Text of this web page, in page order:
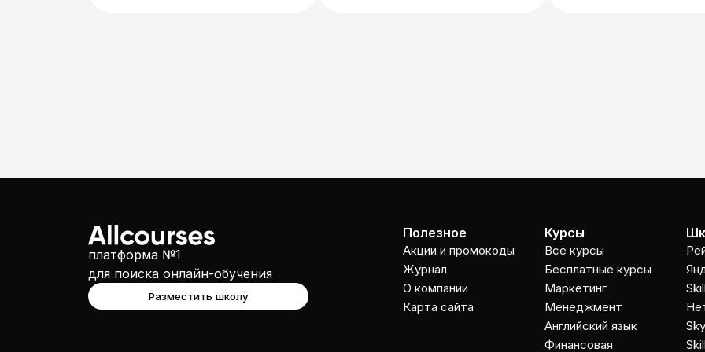
платформа №1
для поиска онлайн-обучения
Разместить школу
Полезное
Акции и промокоды
Журнал
О компании
Карта сайта
Курсы
Все курсы
Бесплатные курсы
Маркетинг
Менеджмент
Английский язык
Финансовая